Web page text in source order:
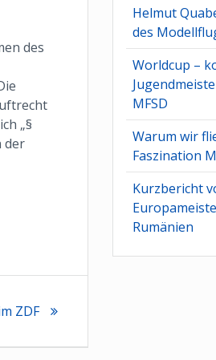
des
„§
der
ZDF
Helmut
des
Worldcup –
MFSD
Warum wir
Faszination
Kurzbericht
Rumänien